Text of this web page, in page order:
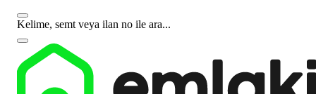
Kelime, semt veya ilan no ile ara...